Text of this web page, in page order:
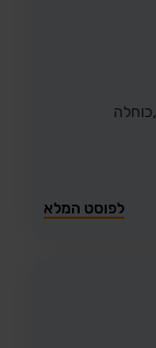
כוחלה
לפוסט המלא